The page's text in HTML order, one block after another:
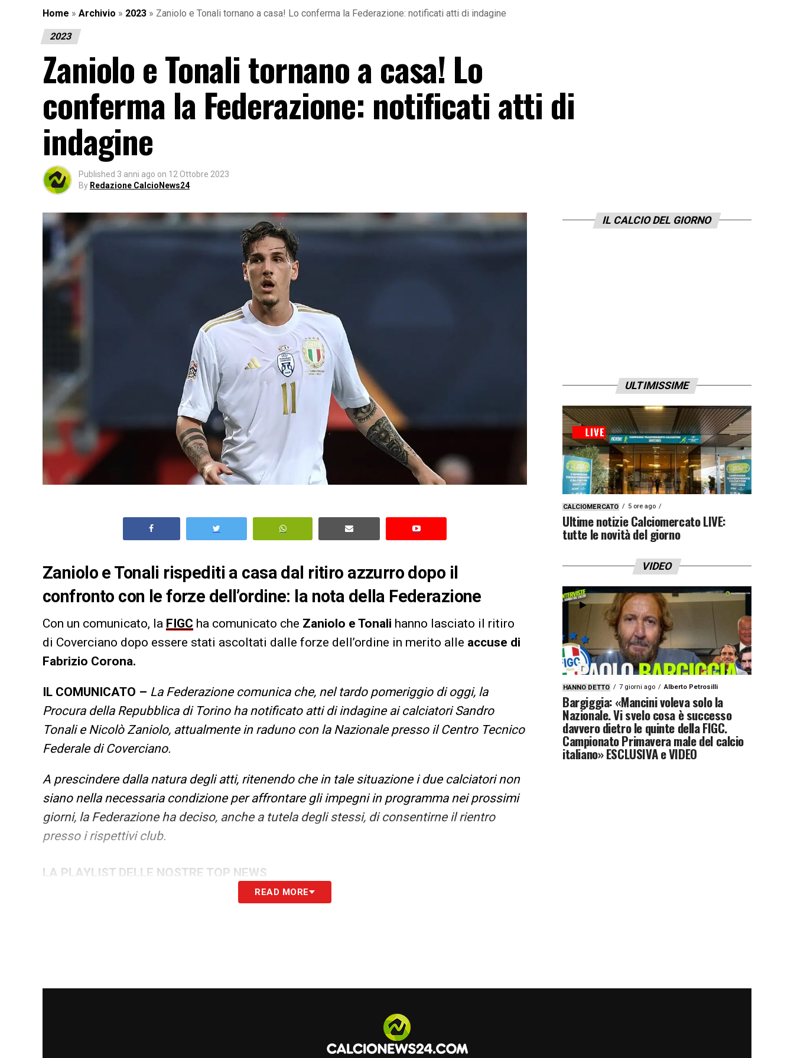
Home » Archivio » 2023 » Zaniolo e Tonali tornano a casa! Lo conferma la Federazione: notificati atti di indagine
2023
Zaniolo e Tonali tornano a casa! Lo
conferma la Federazione: notificati atti di
indagine
Published 3 anni ago on 12 Ottobre 2023
By Redazione CalcioNews24
Zaniolo e Tonali rispediti a casa dal ritiro azzurro dopo il
confronto con le forze dell’ordine: la nota della Federazione
Con un comunicato, la FIGC ha comunicato che Zaniolo e Tonali hanno lasciato il ritiro
di Coverciano dopo essere stati ascoltati dalle forze dell’ordine in merito alle accuse di
Fabrizio Corona.
IL COMUNICATO – La Federazione comunica che, nel tardo pomeriggio di oggi, la
Procura della Repubblica di Torino ha notificato atti di indagine ai calciatori Sandro
Tonali e Nicolò Zaniolo, attualmente in raduno con la Nazionale presso il Centro Tecnico
Federale di Coverciano.
A prescindere dalla natura degli atti, ritenendo che in tale situazione i due calciatori non
siano nella necessaria condizione per affrontare gli impegni in programma nei prossimi
giorni, la Federazione ha deciso, anche a tutela degli stessi, di consentirne il rientro
presso i rispettivi club.
LA PLAYLIST DELLE NOSTRE TOP NEWS
READ MORE
IL CALCIO DEL GIORNO
ULTIMISSIME
CALCIOMERCATO 5 ore ago
Ultime notizie Calciomercato LIVE:
tutte le novità del giorno
VIDEO
HANNO DETTO 7 giorni ago Alberto Petrosilli
Bargiggia: «Mancini voleva solo la
Nazionale. Vi svelo cosa è successo
davvero dietro le quinte della FIGC.
Campionato Primavera male del calcio
italiano» ESCLUSIVA e VIDEO